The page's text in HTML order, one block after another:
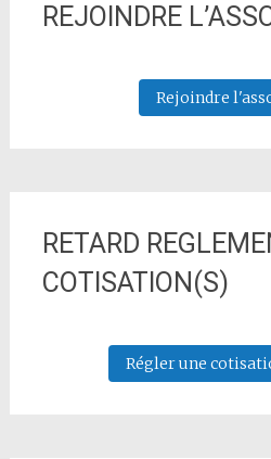
REJOINDRE
Rejoindre
RETARD
COTISATION(S)
Régler une